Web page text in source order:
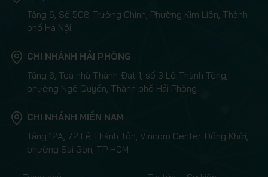
Tầng 6, Số 508 Trường Chinh, Phường Kim Liên, Thành
phố Hà Nội
CHI NHÁNH HẢI PHÒNG
Tầng 6, Toà nhà Thành Đạt 1, số 3 Lê Thành Tông,
phường Ngô Quyền, Thành phố Hải Phòng
CHI NHÁNH MIỀN NAM
Tầng 12A, 72 Lê Thánh Tôn, Vincom Center Đồng Khởi,
phường Sài Gòn, TP HCM